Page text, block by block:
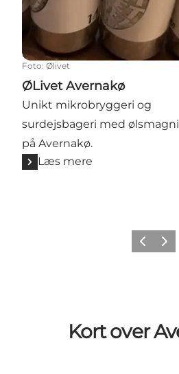
Foto: Ølivet
ØLivet Avernakø
Unikt mikrobryggeri og
surdejsbageri med
på Avernakø.
Læs mere
Forrige
Kort over